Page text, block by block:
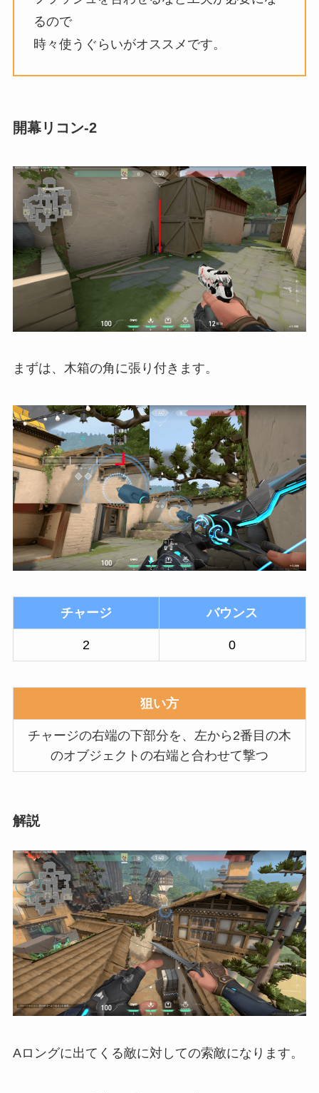
るので
時々使うぐらいがオススメです。
開幕リコン-2
まずは、木箱の角に張り付きます。
チャージ バウンス
2 0
狙い方
チャージの右端の下部分を、左から2番目の木
のオブジェクトの右端と合わせて撃つ
解説
Aロングに出てくる敵に対しての索敵になります。